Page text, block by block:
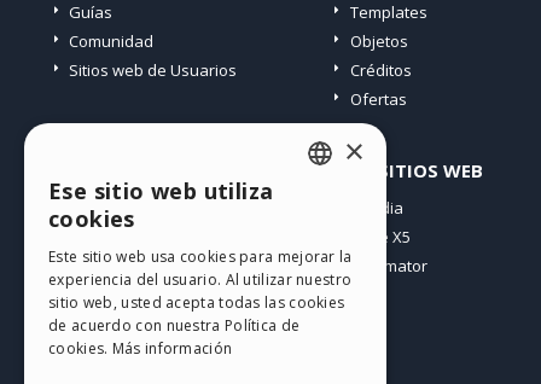
Guías
Comunidad
Sitios web de Usuarios
Templates
Objetos
Créditos
Ofertas
Mis post
Mis download
Espacio Web
Mis Créditos
OTROS SITIOS WEB
Incomedia
WebSite X5
WebAnimator
GERMAN
SPANISH
×
Ese sitio web utiliza
cookies
Este sitio web usa cookies para mejorar la
experiencia del usuario. Al utilizar nuestro
sitio web, usted acepta todas las cookies
de acuerdo con nuestra Política de
cookies. Más información